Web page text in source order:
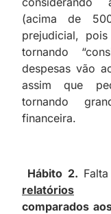
(acima de
prejudicial,
tornando
despesas vão
assim que
tornando
financeira.
Hábito 2.
relatórios
comparados